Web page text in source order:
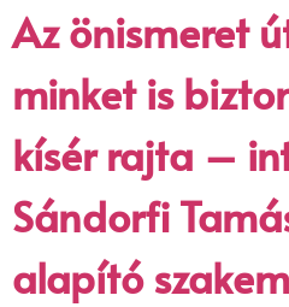
Az önismeret
minket is
kísér rajta –
Sándorfi
alapító